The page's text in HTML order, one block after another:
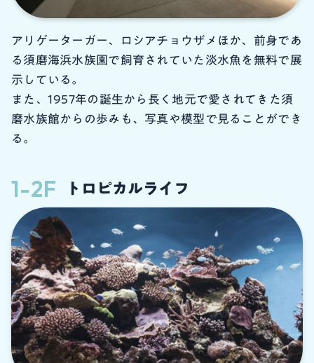
アリゲーターガー、ロシアチョウザメほか、前身であ
る須磨海浜水族園で飼育されていた淡水魚を無料で展
示している。
また、1957年の誕生から長く地元で愛されてきた須
磨水族館からの歩みも、写真や模型で見ることができ
る。
1-2F トロピカルライフ